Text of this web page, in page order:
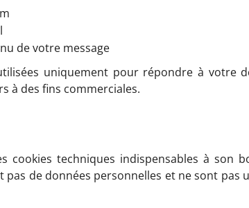
de votre message
uniquement pour répondre à votre
à des fins commerciales.
cookies techniques indispensables à son
pas de données personnelles et ne sont pas